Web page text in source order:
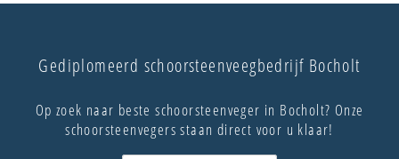
Gediplomeerd schoorsteenveegbedrijf Bocholt
Op zoek naar beste schoorsteenveger in Bocholt? Onze
schoorsteenvegers staan direct voor u klaar!